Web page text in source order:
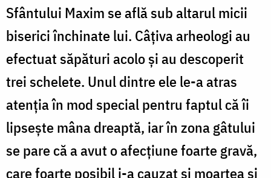
Sfântului Maxim se află sub altarul micii
biserici închinate lui. Câţiva arheologi au
efectuat săpături acolo şi au descoperit
trei schelete. Unul dintre ele le-a atras
atenţia în mod special pentru faptul că îi
lipseşte mâna dreaptă, iar în zona gâtului
se pare că a avut o afecţiune foarte gravă,
care foarte posibil i-a cauzat şi moartea şi